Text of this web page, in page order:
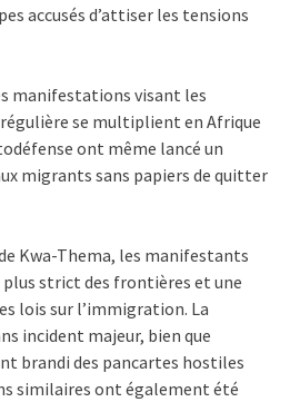
accusés d’attiser les tensions
manifestations visant les
se multiplient en Afrique
ont même lancé un
migrants sans papiers de quitter
Kwa-Thema, les manifestants
strict des frontières et une
lois sur l’immigration. La
incident majeur, bien que
brandi des pancartes hostiles
similaires ont également été